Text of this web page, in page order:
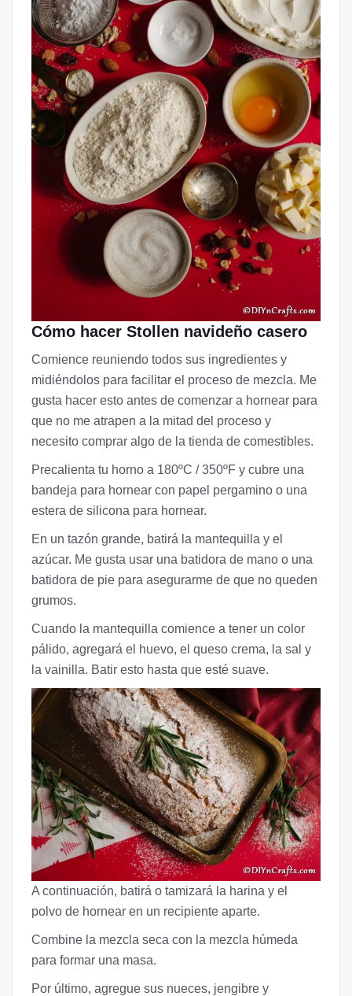
Cómo hacer Stollen navideño casero
Comience reuniendo todos sus ingredientes y
midiéndolos para facilitar el proceso de mezcla. Me
gusta hacer esto antes de comenzar a hornear para
que no me atrapen a la mitad del proceso y
necesito comprar algo de la tienda de comestibles.
Precalienta tu horno a 180ºC / 350ºF y cubre una
bandeja para hornear con papel pergamino o una
estera de silicona para hornear.
En un tazón grande, batirá la mantequilla y el
azúcar. Me gusta usar una batidora de mano o una
batidora de pie para asegurarme de que no queden
grumos.
Cuando la mantequilla comience a tener un color
pálido, agregará el huevo, el queso crema, la sal y
la vainilla. Batir esto hasta que esté suave.
A continuación, batirá o tamizará la harina y el
polvo de hornear en un recipiente aparte.
Combine la mezcla seca con la mezcla húmeda
para formar una masa.
Por último, agregue sus nueces, jengibre y